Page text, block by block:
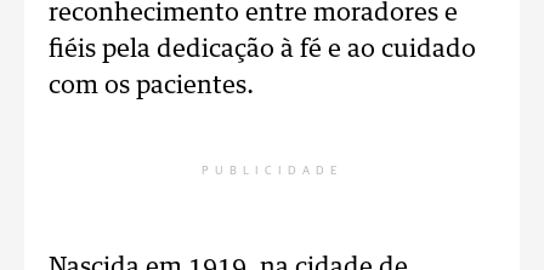
reconhecimento entre moradores e
fiéis pela dedicação à fé e ao cuidado
com os pacientes.
PUBLICIDADE